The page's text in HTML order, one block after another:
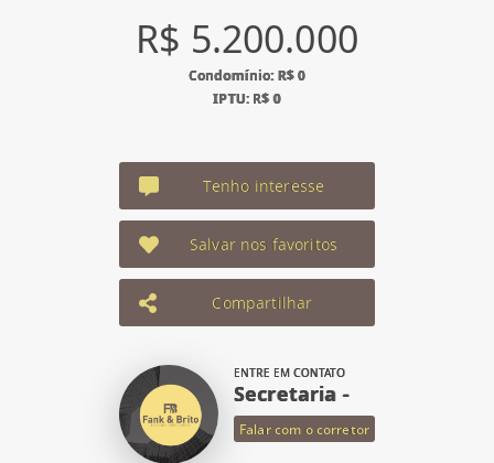
R$ 5.200.000
Condomínio: R$ 0
IPTU: R$ 0
Tenho interesse
Salvar nos favoritos
Compartilhar
ENTRE EM CONTATO
Secretaria -
Falar com o corretor